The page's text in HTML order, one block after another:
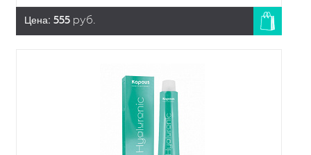
Цена: 555 руб.